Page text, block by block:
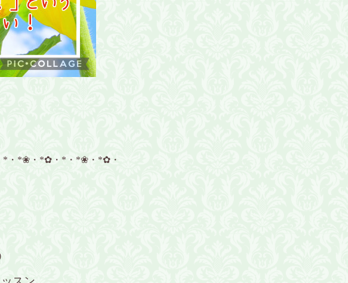
・*❀・*✿・*・*❀・*✿・